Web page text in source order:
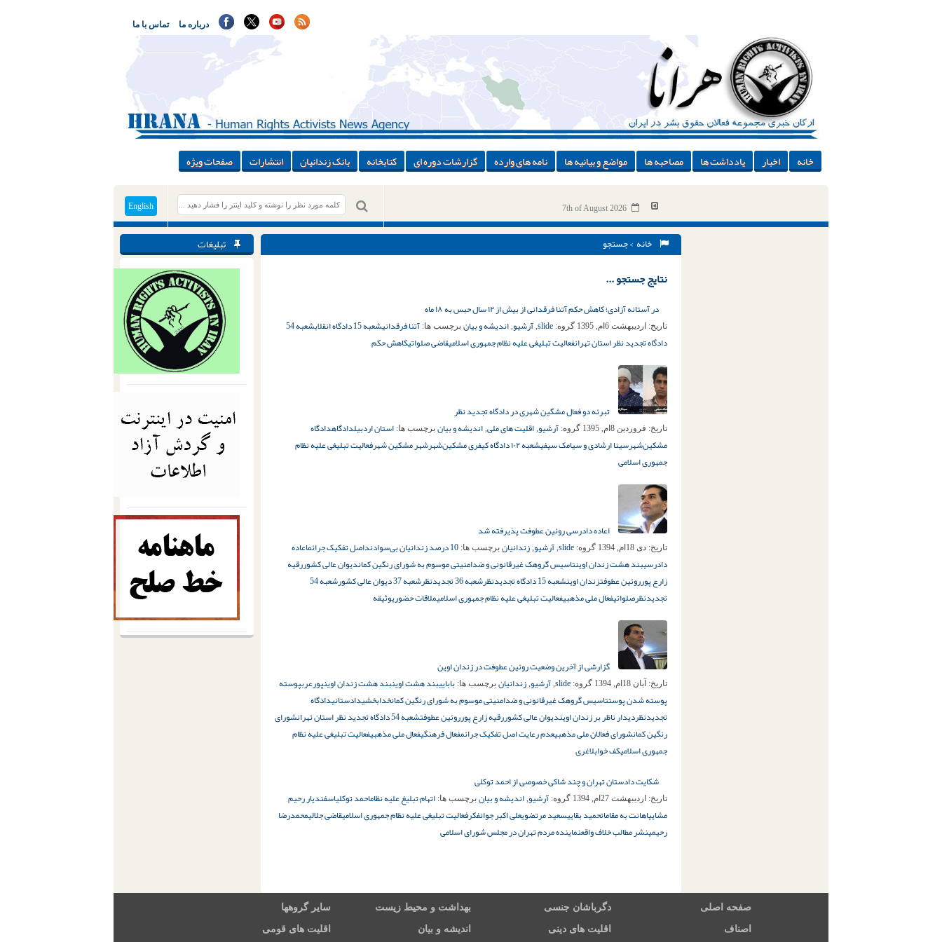
تماس با ما درباره ما
خانه اخبار یادداشت ها مصاحبه ها مواضع و بیانیه ها نامه های وارده گزارشات دوره ای کتابخانه بانک زندانیان انتشارات صفحات ویژه
English 7th of August 2026
تبلیغات خانه > جستجو
نتایج جستجو ...
در آستانه آزادى؛ کاهش‌ حکم آتنا فرقدانی از بیش از ۱۲ سال حبس به ۱۸ ماه
تاریخ: اردیبهشت 6ام, 1395 گروه: slide
, آرشیو, اندیشه و بیان برچسب ها: آتنا فرقدانیشعبه 15 دادگاه انقلاب
شعبه 54
دادگاه تجدید نظر استان تهرانفعالیت تبلیغی علیه نظام جمهوری اسلامیقاضی صلواتیکاهش حکم
تبرئه دو فعال مشگین شهری در دادگاه تجدید نظر
تاریخ: فروردین 8ام, 1395 گروه: آرشیو, اقلیت های ملی, اندیشه و بیان برچسب ها: استان اردبیلدادگاهدادگاه
مشکین‌شهرسینا ارشادی و سیامک سیفیشعبه ۱۰۲ دادگاه کیفری مشکین‌شهر شهر مشکین شهرفعالیت تبلیغی علیه نظام
جمهوری اسلامی
اعاده دادرسی روئین عطوفت پذیرفته شد
تاریخ: دی 18ام, 1394 گروه: slide
, آرشیو, زندانیان برچسب ها: 10 درصد زندانیان بی‌سوادند اصل تفکیک جرائماعاده
دادرسیبند هشت زندان اوینتاسیس گروهک غیرقانونی و ضدامنیتی موسوم به شورای رنگین کماندیوان عالی کشوررقیه
زارع پورروئین عطوفتزندان اوینشعبه 15 دادگاه تجدیدنظر شعبه 36 تجدیدنظر شعبه 37 دیوان عالی کشور
شعبه 54
تجدیدنظرصلواتیفعال ملی مذهبیفعالیت تبلیغی علیه نظام جمهوری اسلامیملاقات حضوریوثیقه
گزارشی از آخرین وضعیت روئین عطوفت در زندان اوین
تاریخ: آبان 18ام, 1394 گروه: slide
, آرشیو, زندانیان برچسب ها: باباییبند هشت اوینبند هشت زندان اوینپورعربپوسته
پوسته شدن پوستتاسیس گروهک غیرقانونی و ضدامنیتی موسوم به شورای رنگین کمانخدابخشیدادستانیدادگاه
تجدیدنظردیدار ناظر بر زندان اویندیوان عالی کشوررقیه زارع پورروئین عطوفتشعبه 54 دادگاه تجدید نظر استان تهران
شورای
رنگین کمانشورای فعالان ملی مذهبیعدم رعایت اصل تفکیک جرائمفعال فرهنگیفعال ملی مذهبیفعالیت تبلیغی علیه نظام
جمهوری اسلامیکف خوابلاغری
شکایت دادستان تهران و چند شاکی خصوصی از احمد توکلی
تاریخ: اردیبهشت 27ام, 1394 گروه: آرشیو, اندیشه و بیان برچسب ها: اتهام تبلیغ علیه نظاماحمد توکلیاسفندیار رحیم
مشاییاهانت به مقاماتحمید بقاییسعید مرتضویعلی اکبر جوانفکرفعالیت تبلیغی علیه نظام جمهوری اسلامیقاضی جلالیمحمدرضا
رحیمینشر مطالب خلاف واقعنماینده مردم تهران در مجلس شورای اسلامی
صفحه اصلی دگرباشان جنسی بهداشت و محیط زیست سایر گروهها
اصناف اقلیت های دینی اندیشه و بیان اقلیت های قومی